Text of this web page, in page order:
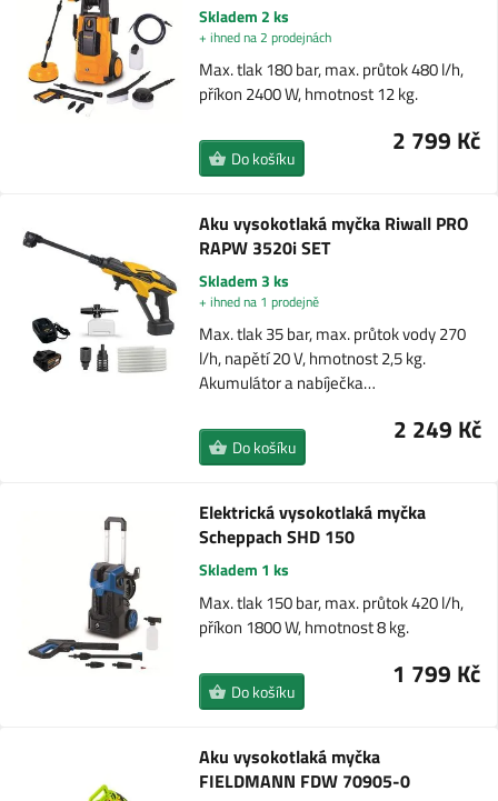
Skladem 2 ks
+ ihned na 2 prodejnách
Max. tlak 180 bar, max. průtok 480 l/h,
příkon 2400 W, hmotnost 12 kg.
2 799 Kč
Do košíku
Aku vysokotlaká myčka Riwall PRO
RAPW 3520i SET
Skladem 3 ks
+ ihned na 1 prodejně
Max. tlak 35 bar, max. průtok vody 270
l/h, napětí 20 V, hmotnost 2,5 kg.
Akumulátor a nabíječka…
2 249 Kč
Do košíku
Elektrická vysokotlaká myčka
Scheppach SHD 150
Skladem 1 ks
Max. tlak 150 bar, max. průtok 420 l/h,
příkon 1800 W, hmotnost 8 kg.
1 799 Kč
Do košíku
Aku vysokotlaká myčka
FIELDMANN FDW 70905-0